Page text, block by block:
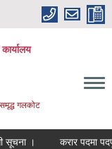
समृद्ध गलकोट
। करार पदमा